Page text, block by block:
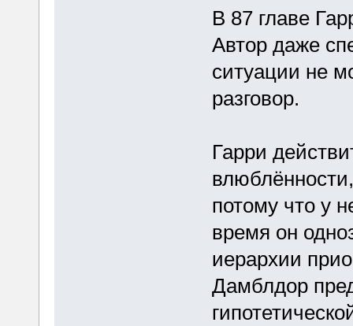
В 87 главе
Автор даже
ситуации не
разговор.
Гарри
потому что у
время он
иерархии
Дамблдор